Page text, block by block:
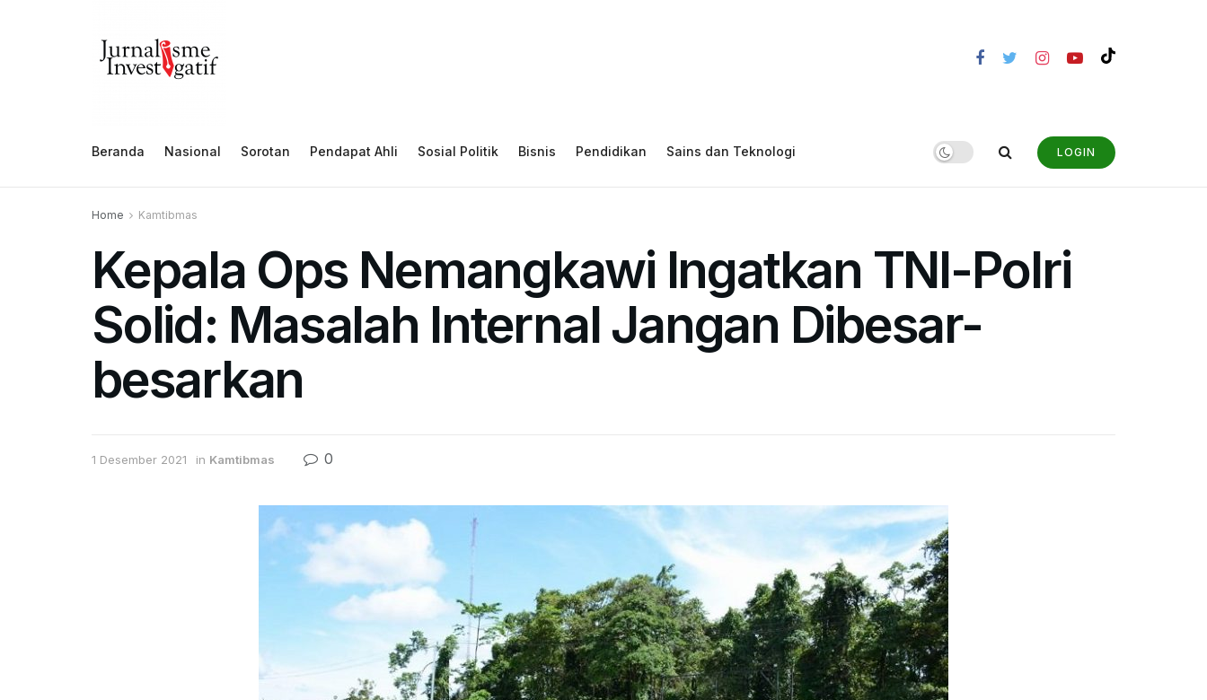
Beranda Nasional Sorotan Pendapat Ahli Sosial Politik Bisnis Pendidikan Sains dan Teknologi LOGIN
Home Kamtibmas
Kepala Ops Nemangkawi Ingatkan TNI-Polri
Solid: Masalah Internal Jangan Dibesar-
besarkan
1 Desember 2021 in Kamtibmas 0